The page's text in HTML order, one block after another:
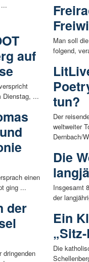
auf
Dienstag, ...
einen
ging ...
der
dringenden
Man soll
folgend,
tun?
Der
weltweiter
Dernbach/
Die
Insgesamt
der
Ein
Die